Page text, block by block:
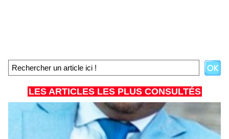
LES ARTICLES LES PLUS CONSULTÉS